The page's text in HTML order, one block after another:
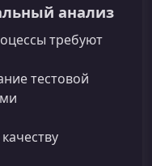
анализ
требуют
тестовой